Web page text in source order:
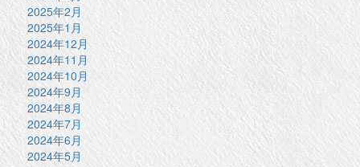
2025年2月
2025年1月
2024年12月
2024年11月
2024年10月
2024年9月
2024年8月
2024年7月
2024年6月
2024年5月